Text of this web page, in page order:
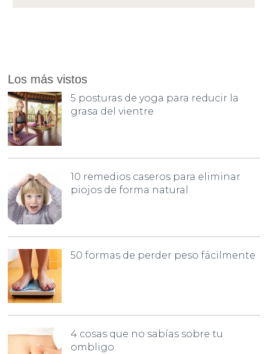
Los más vistos
5 posturas de yoga para reducir la
grasa del vientre
10 remedios caseros para eliminar
piojos de forma natural
50 formas de perder peso fácilmente
4 cosas que no sabías sobre tu
ombligo